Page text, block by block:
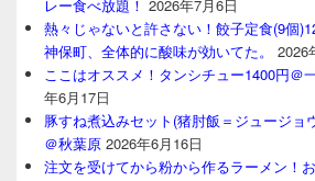
レー食べ放題！ 2026年7月6日
熱々じゃないと許さない！餃子定食(9個
神保町、全体的に酸味が効いてた。
2026
ここはオススメ！タンシチュー1400円＠
年6月17日
豚すね煮込みセット(猪肘飯＝ジュージョ
＠秋葉原 2026年6月16日
注文を受けてから粉から作るラーメン！